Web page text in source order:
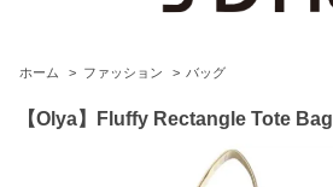
ホーム > ファッション > バッグ
【Olya】Fluffy Rectangle Tote Bag